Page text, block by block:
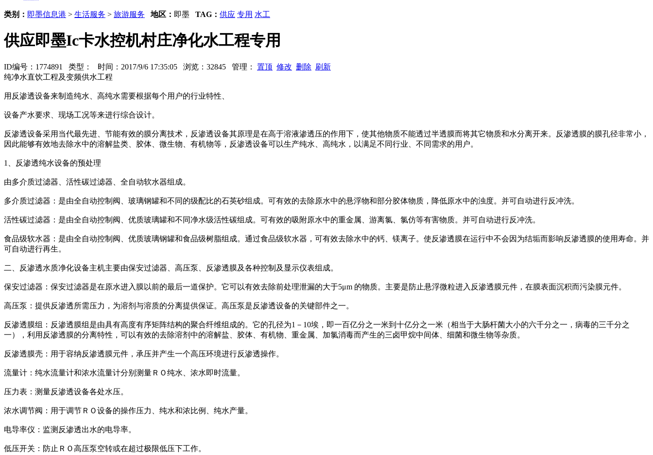
类别： 即墨信息港 > 生活服务 > 旅游服务 地区： 即墨 TAG： 供应 专用 水工
供应即墨Ic卡水控机村庄净化水工程专用
ID编号：1774891 类型： 时间：2017/9/6 17:35:05 浏览：32845 管理： 置顶 修改 删除 刷新
纯净水直饮工程及变频供水工程
用反渗透设备来制造纯水、高纯水需要根据每个用户的行业特性、
设备产水要求、现场工况等来进行综合设计。
反渗透设备采用当代最先进、节能有效的膜分离技术，反渗透设备其原理是在高于溶液渗透压的作用下，使其他物质不能透过半透膜而将其它物质和水分离开来。反渗透膜的膜孔径非常小，
因此能够有效地去除水中的溶解盐类、胶体、微生物、有机物等，反渗透设备可以生产纯水、高纯水，以满足不同行业、不同需求的用户。
1、反渗透纯水设备的预处理
由多介质过滤器、活性碳过滤器、全自动软水器组成。
多介质过滤器：是由全自动控制阀、玻璃钢罐和不同的级配比的石英砂组成。可有效的去除原水中的悬浮物和部分胶体物质，降低原水中的浊度。并可自动进行反冲洗。
活性碳过滤器：是由全自动控制阀、优质玻璃罐和不同净水级活性碳组成。可有效的吸附原水中的重金属、游离氯、氯仿等有害物质。并可自动进行反冲洗。
食品级软水器：是由全自动控制阀、优质玻璃钢罐和食品级树脂组成。通过食品级软水器，可有效去除水中的钙、镁离子。使反渗透膜在运行中不会因为结垢而影响反渗透膜的使用寿命。并
可自动进行再生。
二、反渗透水质净化设备主机主要由保安过滤器、高压泵、反渗透膜及各种控制及显示仪表组成。
保安过滤器：保安过滤器是在原水进入膜以前的最后一道保护。它可以有效去除前处理泄漏的大于5μm 的物质。主要是防止悬浮微粒进入反渗透膜元件，在膜表面沉积而污染膜元件。
高压泵：提供反渗透所需压力，为溶剂与溶质的分离提供保证。高压泵是反渗透设备的关键部件之一。
反渗透膜组：反渗透膜组是由具有高度有序矩阵结构的聚合纤维组成的。它的孔径为1－10埃，即一百亿分之一米到十亿分之一米（相当于大肠杆菌大小的六千分之一，病毒的三千分之
一），利用反渗透膜的分离特性，可以有效的去除溶剂中的溶解盐、胶体、有机物、重金属、加氯消毒而产生的三卤甲烷中间体、细菌和微生物等杂质。
反渗透膜壳：用于容纳反渗透膜元件，承压并产生一个高压环境进行反渗透操作。
流量计：纯水流量计和浓水流量计分别测量ＲＯ纯水、浓水即时流量。
压力表：测量反渗透设备各处水压。
浓水调节阀：用于调节ＲＯ设备的操作压力、纯水和浓比例、纯水产量。
电导率仪：监测反渗透出水的电导率。
低压开关：防止ＲＯ高压泵空转或在超过极限低压下工作。